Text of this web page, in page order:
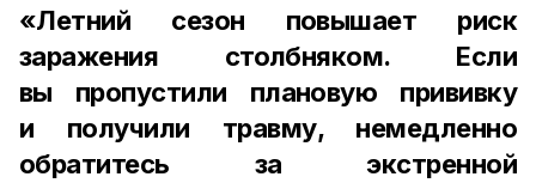
«Летний сезон повышает риск
заражения столбняком. Если
вы пропустили плановую прививку
и получили травму, немедленно
обратитесь за экстренной